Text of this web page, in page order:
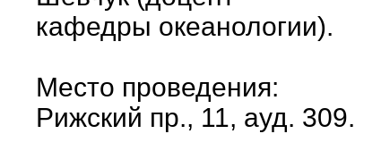
кафедры океанологии).
Место проведения:
Рижский пр., 11, ауд. 309.